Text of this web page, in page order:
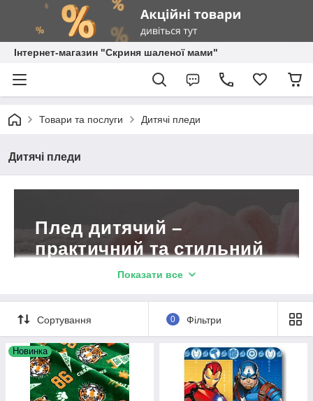
Інтернет-магазин "Скриня шаленої мами"
Товари та послуги Дитячі пледи
Дитячі пледи
Плед дитячий –
практичний та стильний
подарунок на свято!
представлено в інтернет-магазині
«Crazy Mamaz Box». Купуйте вигідно
та зі швидкою доставкою по Україні.
ДО КАТАЛОГУ!
Показати все
Сортування 0 Фільтри
Новинка